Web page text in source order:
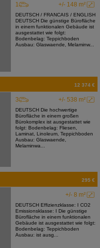
+/- 148 m²
1
DEUTSCH / FRANCAIS / ENGLISH
DEUTSCH Die günstige Bürofläche
in einem funktionalen Gebäude ist
ausgestattet wie folgt:
Bodenbelag: Teppichboden
Ausbau: Glaswaende, Melaminw...
12 374 €
+/- 538 m²
3
DEUTSCH Die hochwertige
Bürofläche in einem großen
Bürokomplex ist ausgestattet wie
folgt: Bodenbelag: Fliesen,
Laminat, Linoleum, Teppichboden
Ausbau: Glaswaende,
Melaminwa...
295 €
+/- 8 m²
DEUTSCH Effizienzklasse: I CO2
Emissionsklasse: I Die günstige
Bürofläche in einem funktionalen
Gebäude ist ausgestattet wie folgt:
Bodenbelag: Teppichboden
Ausbau: ist ausg...